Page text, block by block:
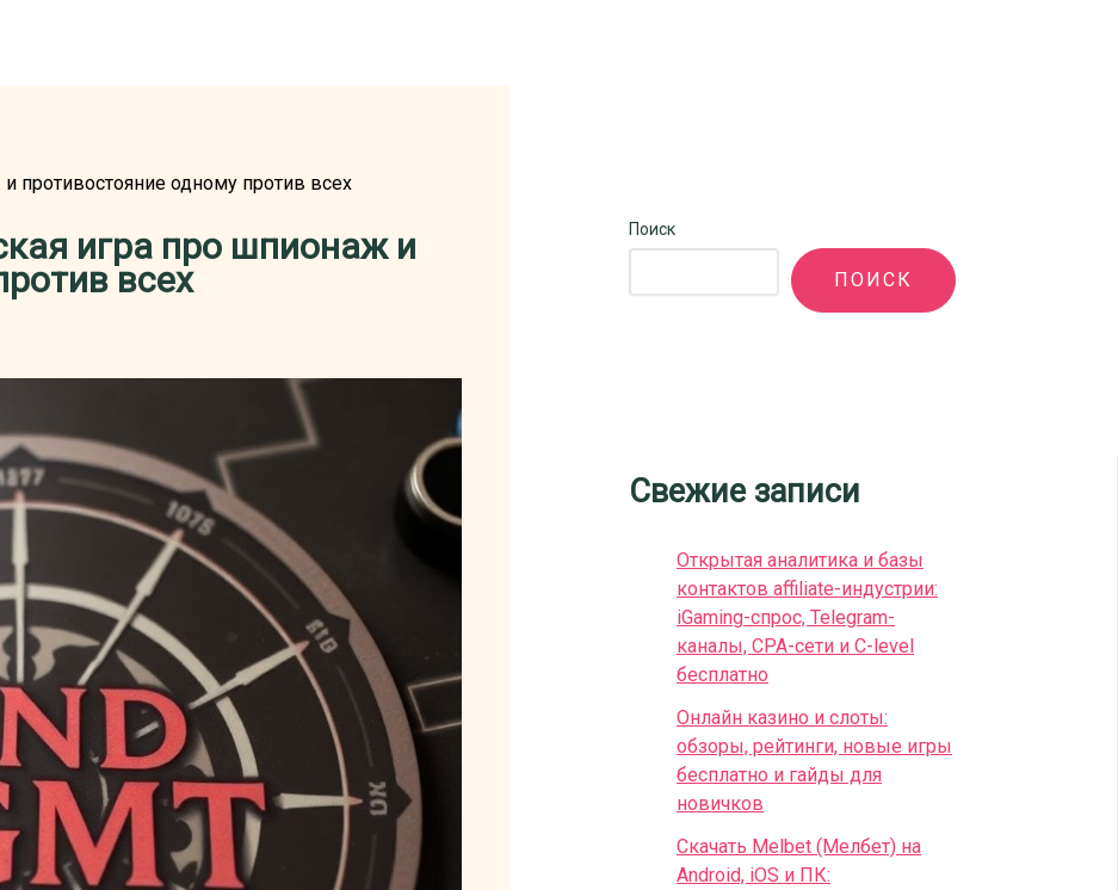
противостояние одному против всех
игра про шпионаж и
всех
Поиск
ПОИСК
Свежие записи
Открытая аналитика и базы
контактов affiliate-индустрии:
iGaming-спрос, Telegram-
каналы, CPA-сети и C-level
бесплатно
Онлайн казино и слоты:
обзоры, рейтинги, новые игры
бесплатно и гайды для
новичков
Скачать Melbet (Мелбет) на
Android, iOS и ПК: